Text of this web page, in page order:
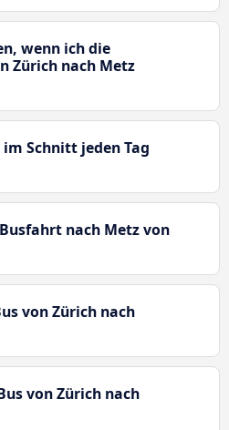
wenn ich die
Zürich nach Metz
Schnitt jeden Tag
nach Metz von
von Zürich nach
von Zürich nach